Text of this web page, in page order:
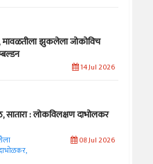
मावळतीला झुकलेला जोकोविच
14 Jul 2026
सातारा : लोकविलक्षण दाभोलकर
08 Jul 2026